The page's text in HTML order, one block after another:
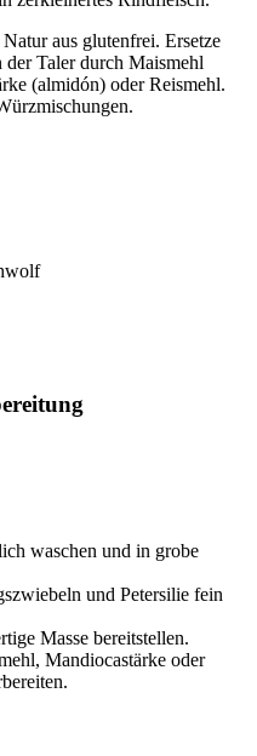
aus glutenfrei. Ersetze
der Taler durch Maismehl
(almidón) oder Reismehl.
waschen und in grobe
und Petersilie fein
Masse bereitstellen.
Mandiocastärke oder